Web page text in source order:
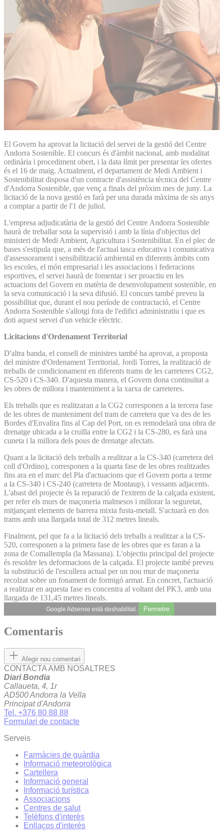
El Govern ha aprovat la licitació del servei de la gestió del Centre
Andorra Sostenible. El concurs és d'àmbit nacional, amb modalitat
ordinària i procediment obert, i la data límit per presentar les ofertes
és el 16 de maig. Actualment, el departament de Medi Ambient i
Sostenibilitat disposa d'un contracte d'assistència tècnica del Centre
d'Andorra Sostenible, que venç a finals del pròxim mes de juny. La
licitació de la nova gestió es farà per una durada màxima de sis anys
a comptar a partir de l'1 de juliol.
L'empresa adjudicatària de la gestió del Centre Andorra Sostenible
haurà de treballar sota la supervisió i amb la línia d'objectius del
ministeri de Medi Ambient, Agricultura i Sostenibilitat. En el plec de
bases s'estipula que, a més de l'actual tasca educativa i comunicativa
d'assessorament i sensibilització ambiental en diferents àmbits com
les escoles, el món empresarial i les associacions i federacions
esportives, el servei haurà de fomentar i ser proactiu en les
actuacions del Govern en matèria de desenvolupament sostenible, en
la seva comunicació i la seva difusió. El concurs també preveu la
possibilitat que, durant el nou període de contractació, el Centre
Andorra Sostenible s'allotgi fora de l'edifici administratiu i que es
doti aquest servei d'un vehicle elèctric.
Licitacions d'Ordenament Territorial
D'altra banda, el consell de ministres també ha aprovat, a proposta
del ministre d'Ordenament Territorial, Jordi Torres, la realització de
treballs de condicionament en diferents trams de les carreteres CG2,
CS-520 i CS-340. D'aquesta manera, el Govern dona continuïtat a
les obres de millora i manteniment a la xarxa de carreteres.
Els treballs que es realitzaran a la CG2 corresponen a la tercera fase
de les obres de manteniment del tram de carretera que va des de les
Bordes d'Envalira fins al Cap del Port, on es remodelarà una obra de
drenatge ubicada a la cruïlla entre la CG2 i la CS-280, es farà una
cuneta i la millora dels pous de drenatge afectats.
Quant a la licitació dels treballs a realitzar a la CS-340 (carretera del
coll d'Ordino), corresponen a la quarta fase de les obres realitzades
fins ara en el marc del Pla d'actuacions que el Govern porta a terme
a la CS-340 i CS-240 (carretera de Montaup), i vessants adjacents.
L'abast del projecte és la reparació de l'extrem de la calçada existent,
per refer els murs de maçoneria malmesos i millorar la seguretat,
mitjançant elements de barrera mixta fusta-metall. S'actuarà en dos
trams amb una llargada total de 312 metres lineals.
Finalment, pel que fa a la licitació dels treballs a realitzar a la CS-
520, corresponen a la primera fase de les obres que es faran a la
zona de Comallempla (la Massana). L'objectiu principal del projecte
és resoldre les deformacions de la calçada. El projecte també preveu
la substitució de l'escullera actual per un nou mur de maçoneria
recolzat sobre un fonament de formigó armat. En concret, l'actuació
a realitzar en aquesta fase es concentra al voltant del PK3, amb una
llargada de 131,45 metres lineals.
Google Adsense està deshabilitat. Permetre
Comentaris
Afegir nou comentari
CONTACTA AMB NOSALTRES
Diari Bondia
Callaueta, 4, 1r
AD500 Andorra la Vella
Principat d'Andorra
Tel. +376 80 88 88
Formulari de contacte
Serveis
Farmàcies de guàrdia
Informació meteorològica
Cartellera
Informació general
Informació turística
Associacions
Centres de salut
Telèfons d'interès
Enllaços d'interés